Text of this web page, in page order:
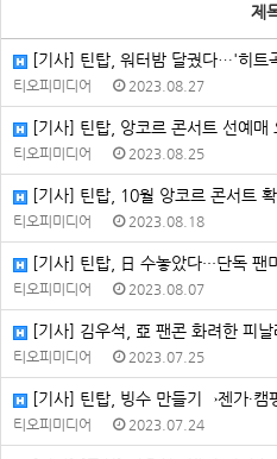
제
[기사] 틴탑, 워터밤 달궜다⋯'히트
티오피미디어 2023.08.27
[기사] 틴탑, 앙코르 콘서트 선예
티오피미디어 2023.08.25
[기사] 틴탑, 10월 앙코르 콘서트
티오피미디어 2023.08.18
[기사] 틴탑, 日 수놓았다···단독
티오피미디어 2023.08.07
[기사] 김우석, 亞 팬콘 화려한 피
티오피미디어 2023.07.25
[기사] 틴탑, 빙수 만들기→젠가∙
티오피미디어 2023.07.24